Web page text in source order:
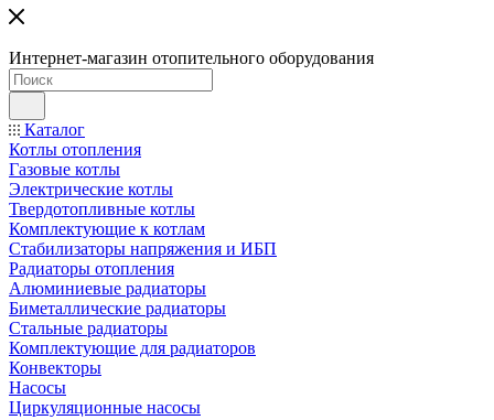
Интернет-магазин отопительного оборудования
Каталог
Котлы отопления
Газовые котлы
Электрические котлы
Твердотопливные котлы
Комплектующие к котлам
Стабилизаторы напряжения и ИБП
Радиаторы отопления
Алюминиевые радиаторы
Биметаллические радиаторы
Стальные радиаторы
Комплектующие для радиаторов
Конвекторы
Насосы
Циркуляционные насосы